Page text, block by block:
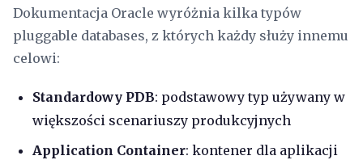
Dokumentacja Oracle wyróżnia kilka typów
pluggable databases, z których każdy służy innemu
celowi:
Standardowy PDB: podstawowy typ używany w
większości scenariuszy produkcyjnych
Application Container: kontener dla aplikacji